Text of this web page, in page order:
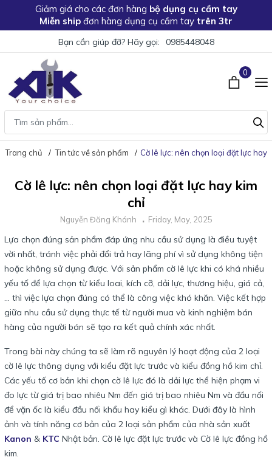
Giảm giá cho các đơn hàng bộ dụng cụ cầm tay
Miễn ship đơn hàng dụng cụ cầm tay trên 3tr
Bạn cần giúp đỡ? Hãy gọi: 0985448048
0
Trang chủ Tin tức về sản phẩm Cờ lê lực: nên chọn loại đặt lực hay
Cờ lê lực: nên chọn loại đặt lực hay kim
chỉ
Nguyễn Đăng Khánh Friday, May, 2025
Lựa chọn đúng sản phẩm đáp ứng nhu cầu sử dụng là điều tuyệt
vời nhất, tránh việc phải đổi trả hay lãng phí vì sử dụng không tiện
hoặc không sử dụng được. Với sản phẩm cờ lê lực khi có khá nhiều
yếu tố để lựa chọn từ kiểu loai, kích cỡ, dải lực, thương hiệu, giá cả,
... thì việc lựa chọn đúng có thể là công việc khó khăn. Việc kết hợp
giữa nhu cầu sử dụng thực tế từ người mua và kinh nghiệm bán
hàng của người bán sẽ tạo ra kết quả chính xác nhất.
Trong bài này chúng ta sẽ làm rõ nguyên lý hoạt động của 2 loại
cờ lê lực thông dụng với kiểu đặt lực trước và kiểu đồng hồ kim chỉ.
Các yếu tố cơ bản khi chọn cờ lê lực đó là dải lực thể hiện phạm vi
đo lực từ giá trị bao nhiêu Nm đến giá trị bao nhiêu Nm và đầu nối
để vặn ốc là kiểu đầu nối khẩu hay kiểu gì khác. Dưới đây là hình
ảnh và tính năng cơ bản của 2 loại sản phẩm của nhà sản xuất
Kanon & KTC Nhật bản. Cờ lê lực đặt lực trước và Cờ lê lực đồng hồ
kim.